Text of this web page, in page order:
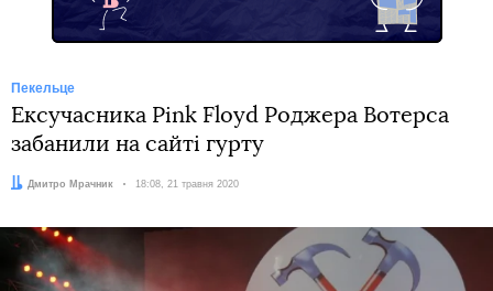
Пекельце
Ексучасника Pink Floyd Роджера Вотерса
забанили на сайті гурту
Автор:
Дмитро Мрачник Дата:
18:08, 21 травня 2020